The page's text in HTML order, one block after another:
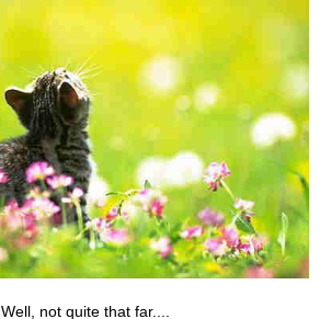
Well, not quite that far....